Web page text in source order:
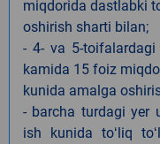
miqdorida dastlabki
oshirish sharti bilan;
- 4- va 5-
kamida 15 foiz
kunida amalga
- barcha turdagi yer
ish kunida toʻliq